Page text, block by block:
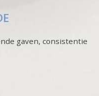
gaven, consistentie